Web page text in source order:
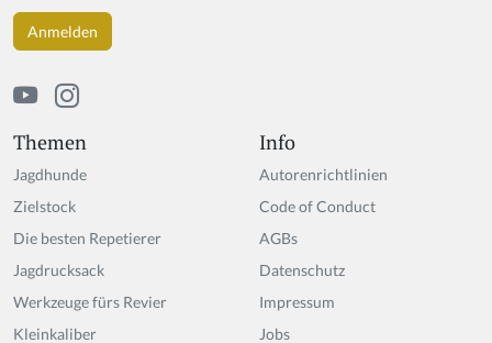
Themen
Jagdhunde
Zielstock
Die besten Repetierer
Jagdrucksack
Werkzeuge fürs Revier
Kleinkaliber
Info
Autorenrichtlinien
Code of Conduct
AGBs
Datenschutz
Impressum
Jobs